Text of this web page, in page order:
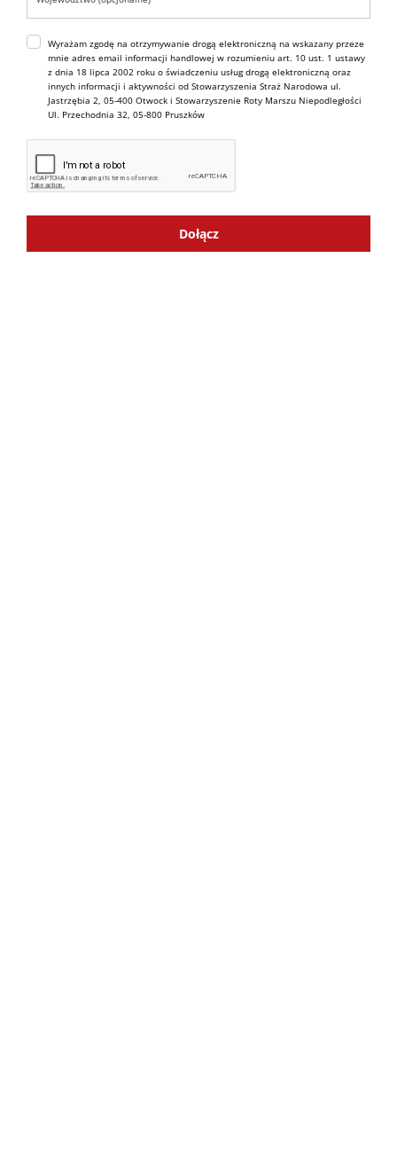
Wyrażam zgodę na otrzymywanie drogą elektroniczną na wskazany przeze
mnie adres email informacji handlowej w rozumieniu art. 10 ust. 1 ustawy
z dnia 18 lipca 2002 roku o świadczeniu usług drogą elektroniczną oraz
innych informacji i aktywności od Stowarzyszenia Straż Narodowa ul.
Jastrzębia 2, 05-400 Otwock i Stowarzyszenie Roty Marszu Niepodległości
Ul. Przechodnia 32, 05-800 Pruszków
Dołącz